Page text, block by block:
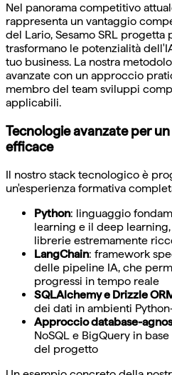
Nel panorama competitivo
rappresenta un vantaggio
del Lario, Sesamo SRL
trasformano le potenzialità
tuo business. La nostra
avanzate con un approccio
membro del team sviluppi
applicabili.
Tecnologie avanzate per
efficace
Il nostro stack tecnologico è
un'esperienza formativa
Python: linguaggio
learning e il deep
librerie estremamente
LangChain: framework
delle pipeline IA, che
progressi in tempo reale
SQLAlchemy e Drizzle
dei dati in ambienti
Approccio database-
NoSQL e BigQuery in
del progetto